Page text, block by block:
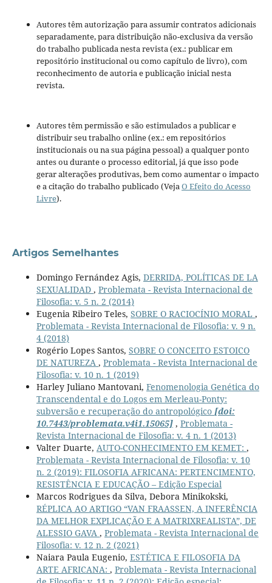
Autores têm autorização para assumir contratos adicionais
separadamente, para distribuição não-exclusiva da versão
do trabalho publicada nesta revista (ex.: publicar em
repositório institucional ou como capítulo de livro), com
reconhecimento de autoria e publicação inicial nesta
revista.
Autores têm permissão e são estimulados a publicar e
distribuir seu trabalho online (ex.: em repositórios
institucionais ou na sua página pessoal) a qualquer ponto
antes ou durante o processo editorial, já que isso pode
gerar alterações produtivas, bem como aumentar o impacto
e a citação do trabalho publicado (VejaO Efeito do Acesso
Livre).
Artigos Semelhantes
Domingo Fernández Agis, DERRIDA, POLÍTICAS DE LA
SEXUALIDAD , Problemata - Revista Internacional de
Filosofia: v. 5 n. 2 (2014)
Eugenia Ribeiro Teles, SOBRE O RACIOCÍNIO MORAL ,
Problemata - Revista Internacional de Filosofia: v. 9 n.
4 (2018)
Rogério Lopes Santos, SOBRE O CONCEITO ESTOICO
DE NATUREZA , Problemata - Revista Internacional de
Filosofia: v. 10 n. 1 (2019)
Harley Juliano Mantovani, Fenomenologia Genética do
Transcendental e do Logos em Merleau-Ponty:
subversão e recuperação do antropológico [doi:
10.7443/problemata.v4i1.15065], Problemata -
Revista Internacional de Filosofia: v. 4 n. 1 (2013)
Valter Duarte, AUTO-CONHECIMENTO EM KEMET: ,
Problemata - Revista Internacional de Filosofia: v. 10
n. 2 (2019): FILOSOFIA AFRICANA: PERTENCIMENTO,
RESISTÊNCIA E EDUCAÇÃO – Edição Especial
Marcos Rodrigues da Silva, Debora Minikokski,
RÉPLICA AO ARTIGO “VAN FRAASSEN, A INFERÊNCIA
DA MELHOR EXPLICAÇÃO E A MATRIXREALISTA”, DE
ALESSIO GAVA , Problemata - Revista Internacional de
Filosofia: v. 12 n. 2 (2021)
Naiara Paula Eugenio, ESTÉTICA E FILOSOFIA DA
ARTE AFRICANA: , Problemata - Revista Internacional